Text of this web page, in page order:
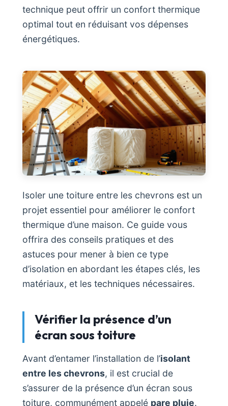
technique peut offrir un confort thermique
optimal tout en réduisant vos dépenses
énergétiques.
Isoler une toiture entre les chevrons est un
projet essentiel pour améliorer le confort
thermique d’une maison. Ce guide vous
offrira des conseils pratiques et des
astuces pour mener à bien ce type
d’isolation en abordant les étapes clés, les
matériaux, et les techniques nécessaires.
Vérifier la présence d’un
écran sous toiture
Avant d’entamer l’installation de l’isolant
entre les chevrons, il est crucial de
s’assurer de la présence d’un écran sous
toiture, communément appelé pare pluie.